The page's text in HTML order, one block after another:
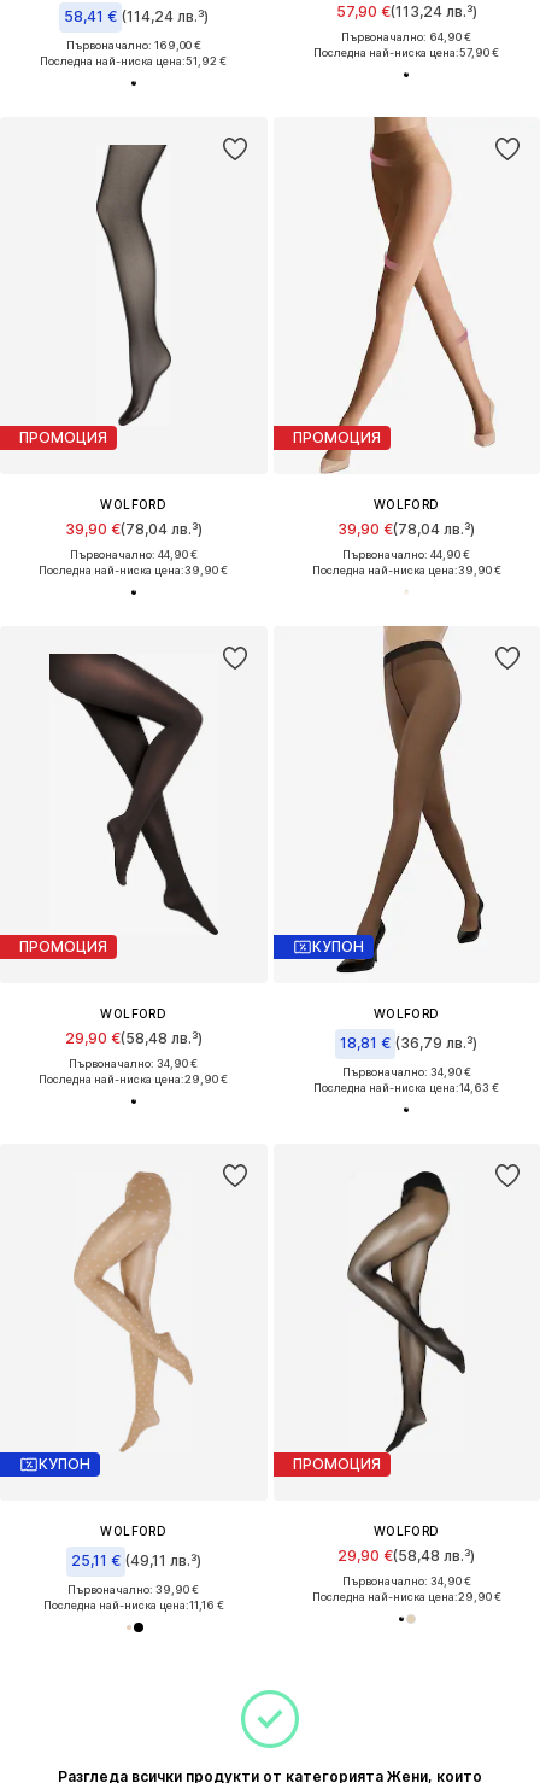
58,41 € (114,24 лв.³)
Първоначално: 169,00 €
Последна най-ниска цена:51,92 €
57,90 €(113,24 лв.³)
Първоначално: 64,90 €
Последна най-ниска цена:57,90 €
ПРОМОЦИЯ
WOLFORD
39,90 €(78,04 лв.³)
Първоначално: 44,90 €
Последна най-ниска цена:39,90 €
ПРОМОЦИЯ
WOLFORD
39,90 €(78,04 лв.³)
Първоначално: 44,90 €
Последна най-ниска цена:39,90 €
ПРОМОЦИЯ
WOLFORD
29,90 €(58,48 лв.³)
Първоначално: 34,90 €
Последна най-ниска цена:29,90 €
КУПОН
WOLFORD
18,81 € (36,79 лв.³)
Първоначално: 34,90 €
Последна най-ниска цена:14,63 €
КУПОН
WOLFORD
25,11 € (49,11 лв.³)
Първоначално: 39,90 €
Последна най-ниска цена:11,16 €
ПРОМОЦИЯ
WOLFORD
29,90 €(58,48 лв.³)
Първоначално: 34,90 €
Последна най-ниска цена:29,90 €
Разгледа всички продукти от категорията Жени, които